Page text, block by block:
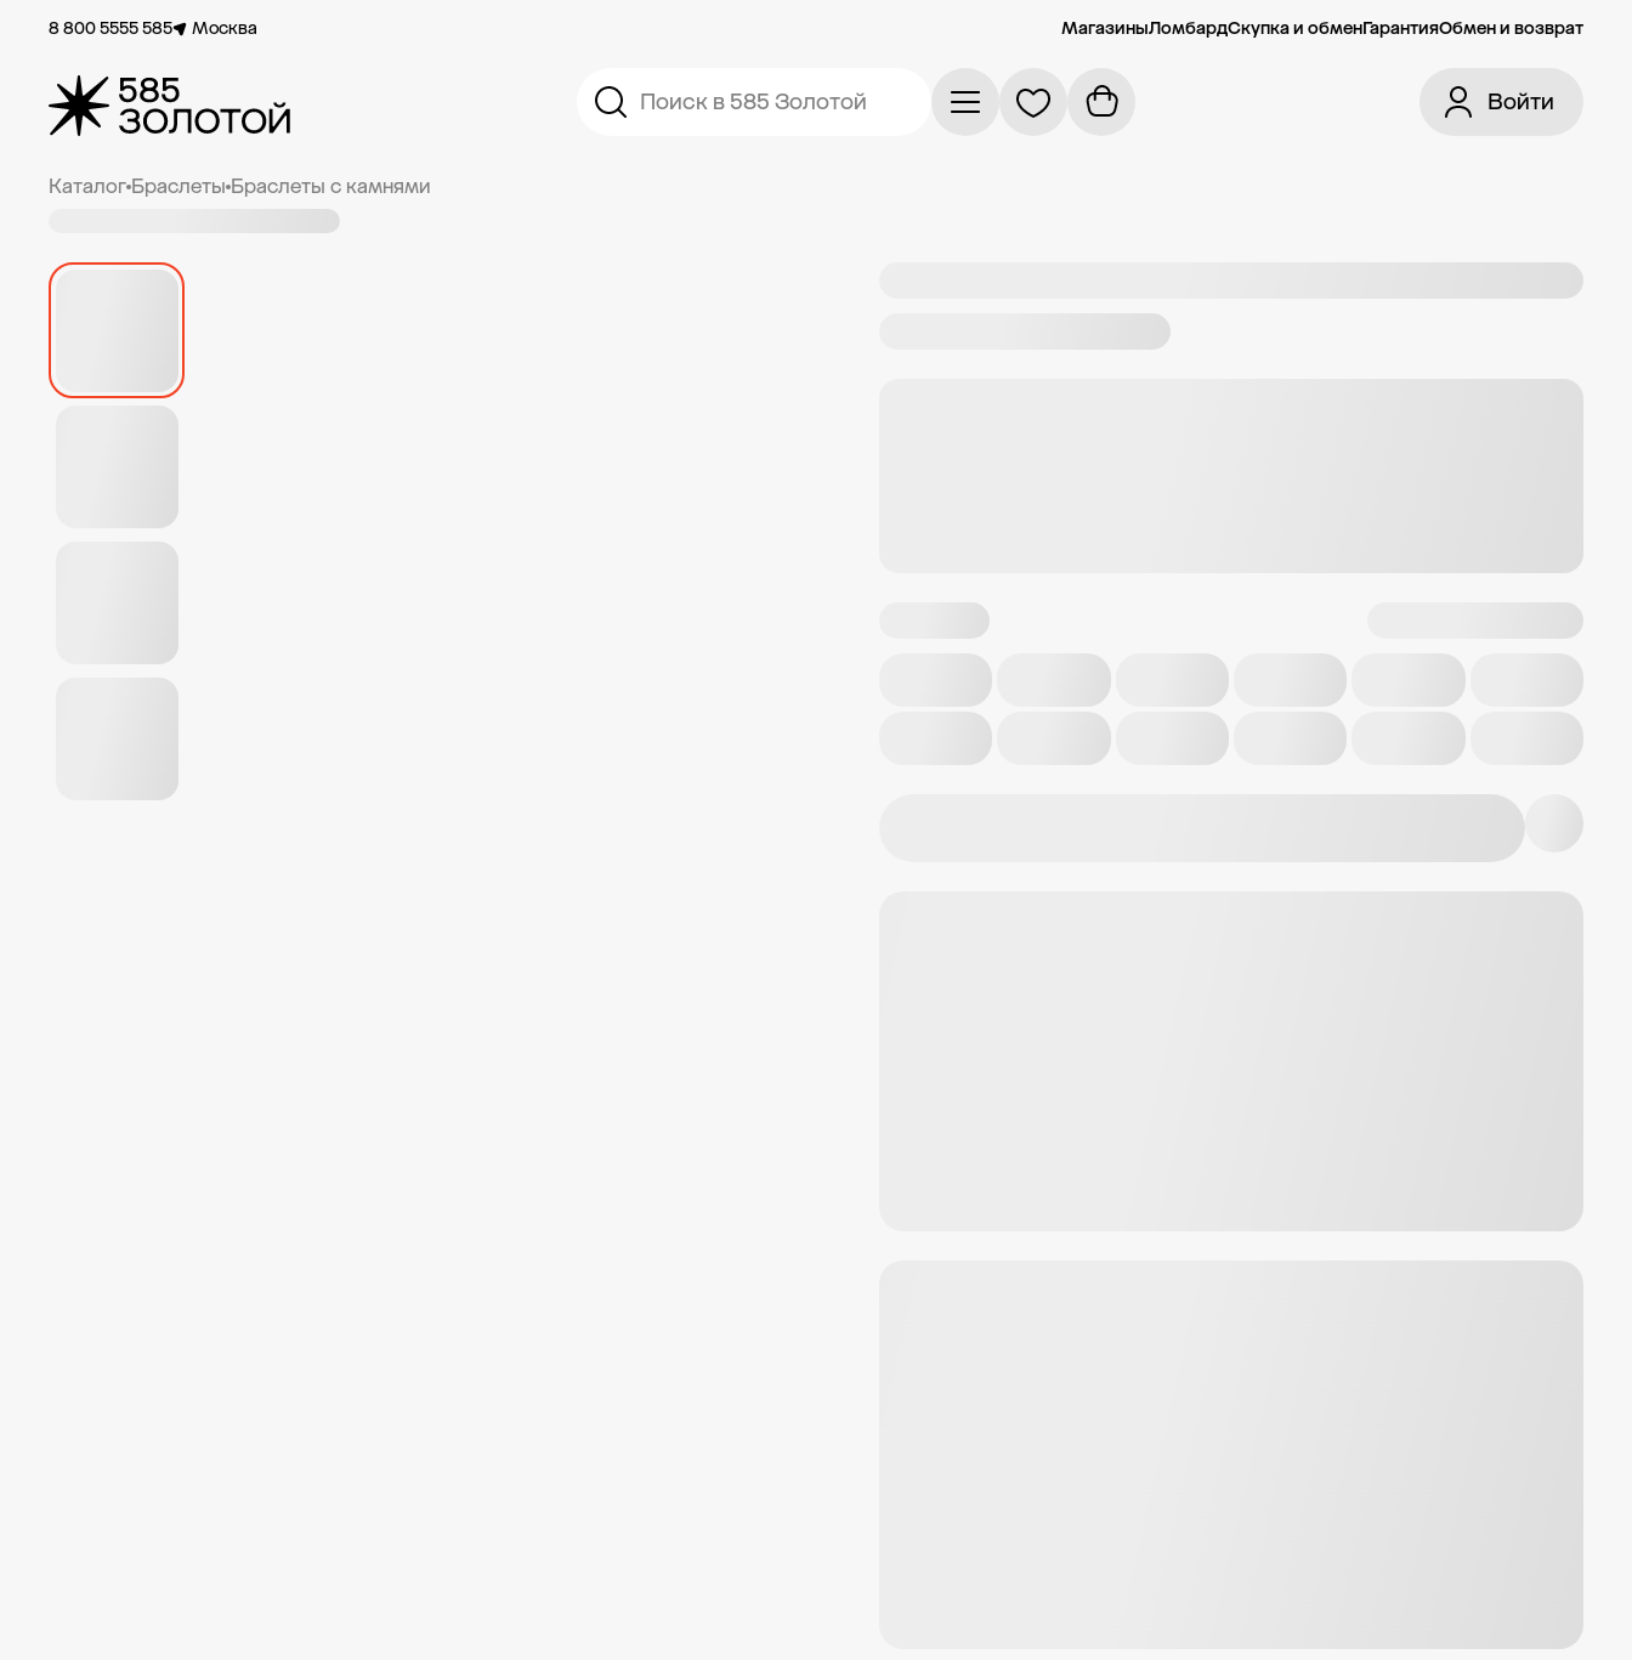
8 800 5555 585 Москва МагазиныЛомбардСкупка и обменГарантияОбмен и возврат
Поиск в 585 Золотой Войти
Каталог Браслеты Браслеты с камнями